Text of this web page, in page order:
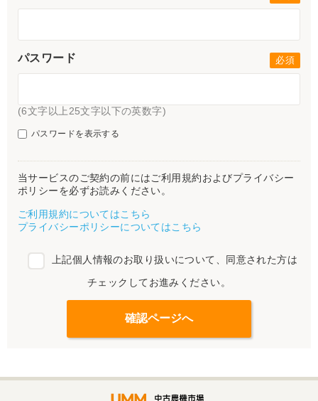
パスワード
(6文字以上25文字以下の英数字)
パスワードを表示する
当サービスのご契約の前にはご利用規約およびプライバシー
ポリシーを必ずお読みください。
ご利用規約についてはこちら
プライバシーポリシーについてはこちら
上記個人情報のお取り扱いについて、同意された方は
チェックしてお進みください。